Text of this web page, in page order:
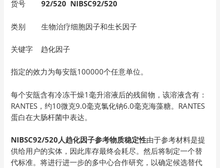
货号 92/520 NIBSC92/520
类别 生物治疗细胞因子和生长因子
关键字 趋化因子
指定的效力为每安瓿100000个任意单位。
每个安瓿含有冷冻干燥1毫升溶液后的残留物，该溶液含有：
RANTES，约10微克9.0毫克氯化钠6.0毫克海藻糖。RANTES
蛋白在大肠杆菌中表达。
NIBSC92/520人趋化因子参考物质稳定性由于参考材料是提
供给用户的实体，因此库存最终会耗尽。然后将制定一个替
代标准。将进行进一步的多中心合作研究，以确定候选替代